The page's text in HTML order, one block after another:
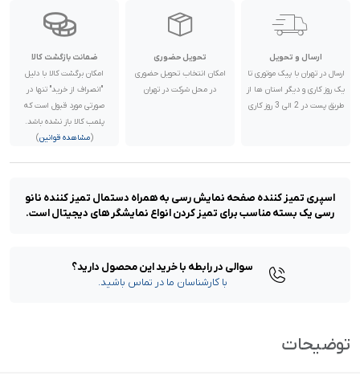
ارسال و تحویل
ارسال در تهران با پیک موتوری تا
یک روز کاری و دیگر استان ها از
طریق پست در 2 الی 3 روز کاری
تحویل حضوری
امکان انتخاب تحویل حضوری
در محل شرکت در تهران
ضمانت بازگشت کالا
امکان برگشت کالا با دلیل
"انصراف از خرید" تنها در
صورتی مورد قبول است که
پلمب کالا باز نشده باشد.
(مشاهده قوانین)
اسپری تمیز کننده صفحه نمایش رسی به همراه دستمال تمیز کننده نانو
رسی یک بسته مناسب برای تمیز کردن انواع نمایشگر های دیجیتال است.
سوالی در رابطه با خرید این محصول دارید؟
با کارشناسان ما در تماس باشید.
توضیحات